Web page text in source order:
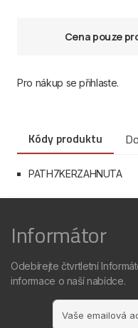
Cena pouze
Pro nákup se přihlaste.
Kódy produktu
PATH7KERZAHNUTA
Informátor
Odebírejte čtvrtletní
informace o naší nabídce.